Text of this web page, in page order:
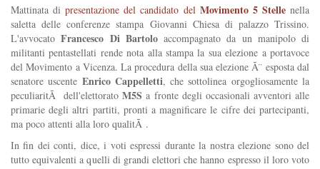
Mattinata di presentazione del candidato del Movimento 5 Stellenella
saletta delle conferenze stampa Giovanni Chiesa di palazzo Trissino.
L'avvocatoFrancesco Di Bartoloaccompagnato da un manipolo di
militanti pentastellati rende nota alla stampa la sua elezione a portavoce
del Movimento a Vicenza. La procedura della sua elezione Ã¨ esposta dal
senatore uscente Enrico Cappelletti, che sottolinea orgogliosamente la
peculiaritÃ dell'elettoratoM5S a fronte degli occasionali avventori alle
primarie degli altri partiti, pronti a magnificare le cifre dei partecipanti,
ma poco attenti alla loro qualitÃ .
In fin dei conti, dice, i voti espressi durante la nostra elezione sono del
tutto equivalenti a quelli di grandi elettori che hanno espresso il loro voto